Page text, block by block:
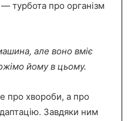
турбота про організм
але воно вміє
йому в цьому.
хвороби, а про
Завдяки ним